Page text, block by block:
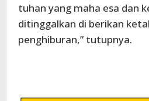
tuhan yang maha esa dan
ditinggalkan di berikan
penghiburan,” tutupnya.